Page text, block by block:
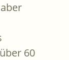
über 60